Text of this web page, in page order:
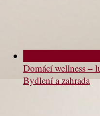
Domácí wellness –
Bydlení a zahrada